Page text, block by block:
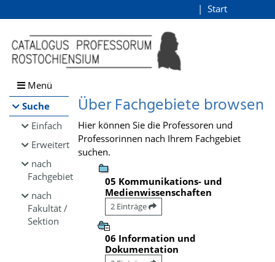
Browsen
direkt zum Inhalt
Start
Menü
Suche
Einfach
Erweitert
nach
Fachgebiet
nach
Fakultät /
Sektion
Über Fachgebiete browsen
Hier können Sie die Professoren und
Professorinnen nach Ihrem Fachgebiet
suchen.
05 Kommunikations- und
Medienwissenschaften
2 Einträge
06 Information und
Dokumentation